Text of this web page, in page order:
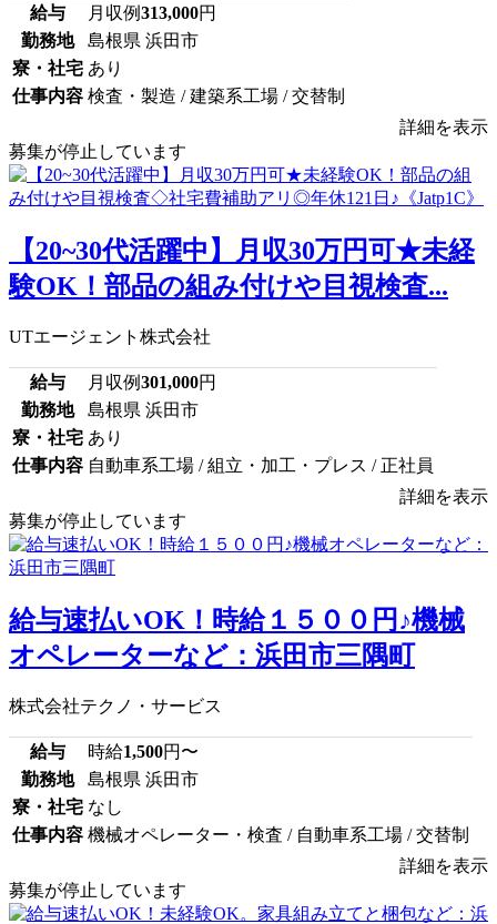
給与 月収例313,000円
勤務地
島根県 浜田市
寮・社宅 あり
仕事内容 検査・製造 / 建築系工場 / 交替制
詳細を表示
募集が停止しています
【20~30代活躍中】月収30万円可★未経
験OK！部品の組み付けや目視検査...
UTエージェント株式会社
給与 月収例301,000円
勤務地
島根県 浜田市
寮・社宅 あり
仕事内容 自動車系工場 / 組立・加工・プレス / 正社員
詳細を表示
募集が停止しています
給与速払いOK！時給１５００円♪機械
オペレーターなど：浜田市三隅町
株式会社テクノ・サービス
給与 時給1,500円〜
勤務地
島根県 浜田市
寮・社宅 なし
仕事内容 機械オペレーター・検査 / 自動車系工場 / 交替制
詳細を表示
募集が停止しています